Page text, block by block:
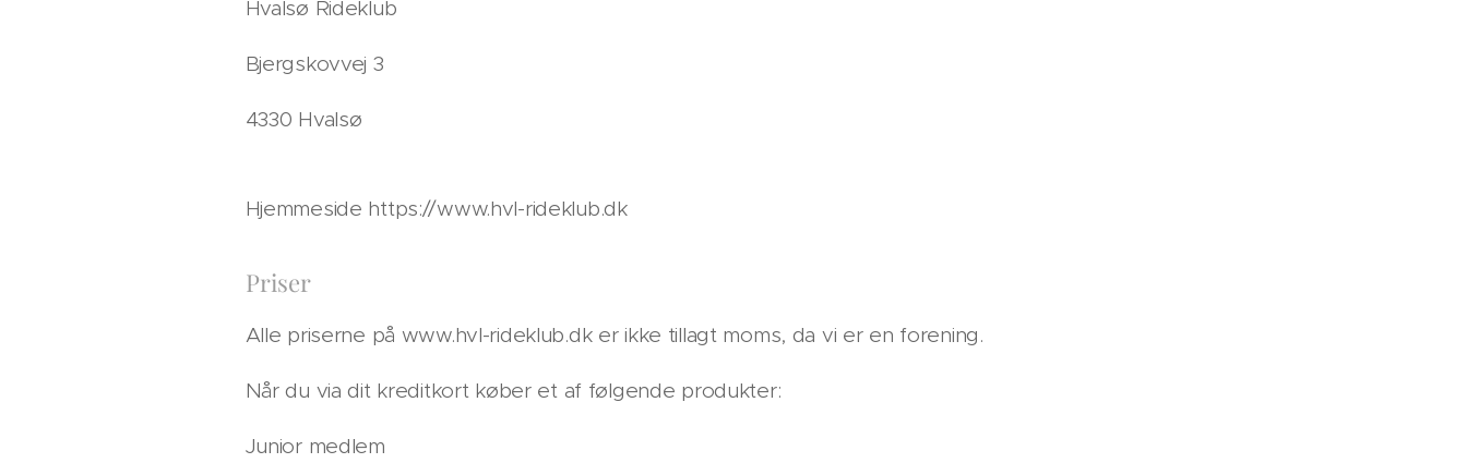
Hvalsø Rideklub
Bjergskovvej 3
4330 Hvalsø
Hjemmeside https://www.hvl-rideklub.dk
Priser
Alle priserne på www.hvl-rideklub.dk er ikke tillagt moms, da vi er en forening.
Når du via dit kreditkort køber et af følgende produkter:
Junior medlem